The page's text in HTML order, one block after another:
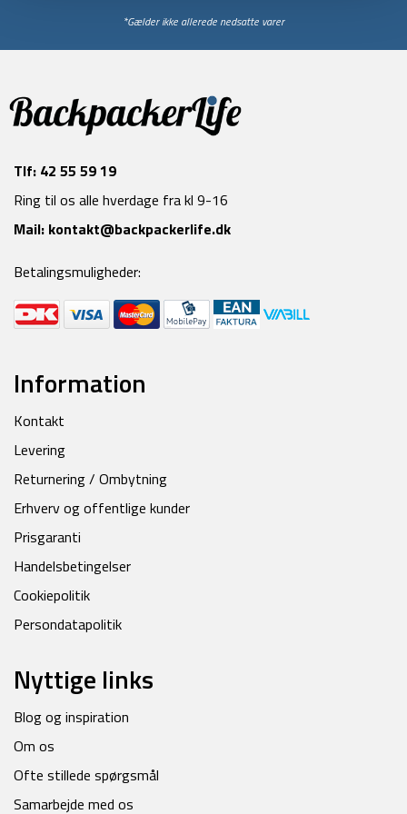
*Gælder ikke allerede nedsatte varer
Tlf: 42 55 59 19
Ring til os alle hverdage fra kl 9-16
Mail: kontakt@backpackerlife.dk
Betalingsmuligheder:
Information
Kontakt
Levering
Returnering / Ombytning
Erhverv og offentlige kunder
Prisgaranti
Handelsbetingelser
Cookiepolitik
Persondatapolitik
Nyttige links
Blog og inspiration
Om os
Ofte stillede spørgsmål
Samarbejde med os